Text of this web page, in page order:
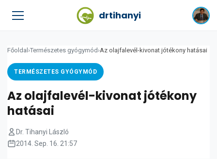
drtihanyi
Főoldal ›Természetes gyógymód ›Az olajfalevél-kivonat jótékony hatásai
TERMÉSZETES GYÓGYMÓD
Az olajfalevél-kivonat jótékony
hatásai
Dr. Tihanyi László
2014. Sep. 16. 21:57